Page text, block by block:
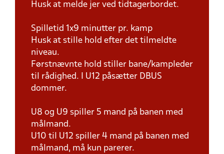
Husk at melde jer ved tidtagerbordet.
Spilletid 1x9 minutter pr. kamp
Husk at stille hold efter det tilmeldte
niveau.
Førstnævnte hold stiller bane/kampleder
til rådighed. I U12 påsætter DBUS
dommer.
U8 og U9 spiller 5 mand på banen med
målmand.
U10 til U12 spiller 4 mand på banen med
målmand, må kun parerer.